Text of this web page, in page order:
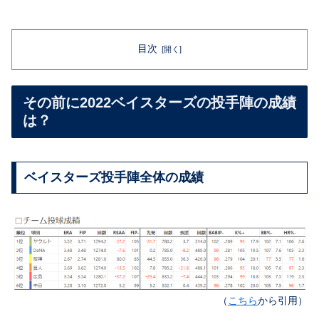
目次
その前に2022ベイスターズの投手陣の成績
は？
ベイスターズ投手陣全体の成績
（ こちらから引用）